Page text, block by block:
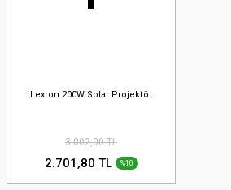
Lexron 200W Solar Projektör
3.002,00 TL
2.701,80 TL %10